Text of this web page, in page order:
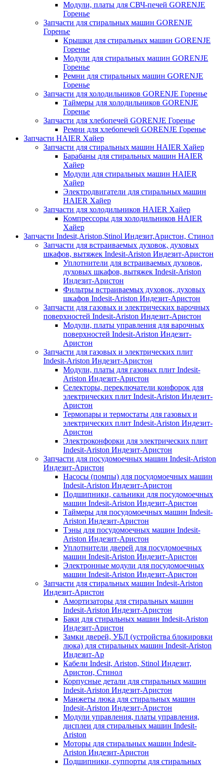
Модули, платы для СВЧ-печей GORENJE
Горенье
Запчасти для стиральных машин GORENJE
Горенье
Крышки для стиральных машин GORENJE
Горенье
Модули для стиральных машин GORENJE
Горенье
Ремни для стиральных машин GORENJE
Горенье
Запчасти для холодильников GORENJE Горенье
Таймеры для холодильников GORENJE
Горенье
Запчасти для хлебопечей GORENJE Горенье
Ремни для хлебопечей GORENJE Горенье
Запчасти HAIER Хайер
Запчасти для стиральных машин HAIER Хайер
Барабаны для стиральных машин HAIER
Хайер
Модули для стиральных машин HAIER
Хайер
Электродвигатели для стиральных машин
HAIER Хайер
Запчасти для холодильников HAIER Хайер
Компрессоры для холодильников HAIER
Хайер
Запчасти Indesit,Ariston,Stinol Индезит,Аристон, Стинол
Запчасти для встраиваемых духовок, духовых
шкафов, вытяжек Indesit-Ariston Индезит-Аристон
Уплотнители для встраиваемых духовок,
духовых шкафов, вытяжек Indesit-Ariston
Индезит-Аристон
Фильтры встраиваемых духовок, духовых
шкафов Indesit-Ariston Индезит-Аристон
Запчасти для газовых и электрических варочных
поверхностей Indesit-Ariston Индезит-Аристон
Модули, платы управления для варочных
поверхностей Indesit-Ariston Индезит-
Аристон
Запчасти для газовых и электрических плит
Indesit-Ariston Индезит-Аристон
Модули, платы для газовых плит Indesit-
Ariston Индезит-Аристон
Селекторы, переключатели конфорок для
электрических плит Indesit-Ariston Индезит-
Аристон
Термопары и термостаты для газовых и
электрических плит Indesit-Ariston Индезит-
Аристон
Электроконфорки для электрических плит
Indesit-Ariston Индезит-Аристон
Запчасти для посудомоечных машин Indesit-Ariston
Индезит-Аристон
Насосы (помпы) для посудомоечных машин
Indesit-Ariston Индезит-Аристон
Подшипники, сальники для посудомоечных
машин Indesit-Ariston Индезит-Аристон
Таймеры для посудомоечных машин Indesit-
Ariston Индезит-Аристон
Тэны для посудомоечных машин Indesit-
Ariston Индезит-Аристон
Уплотнители дверей для посудомоечных
машин Indesit-Ariston Индезит-Аристон
Электронные модули для посудомоечных
машин Indesit-Ariston Индезит-Аристон
Запчасти для стиральных машин Indesit-Ariston
Индезит-Аристон
Амортизаторы для стиральных машин
Indesit-Ariston Индезит-Аристон
Баки для стиральных машин Indesit-Ariston
Индезит-Аристон
Замки дверей, УБЛ (устройства блокировки
люка) для стиральных машин Indesit-Ariston
Индезит-Ар
Кабели Indesit, Ariston, Stinol Индезит,
Аристон, Стинол
Корпусные детали для стиральных машин
Indesit-Ariston Индезит-Аристон
Манжеты люка для стиральных машин
Indesit-Ariston Индезит-Аристон
Модули управления, платы управления,
дисплеи для стиральных машин Indesit-
Ariston
Моторы для стиральных машин Indesit-
Ariston Индезит-Аристон
Подшипники, суппорты для стиральных